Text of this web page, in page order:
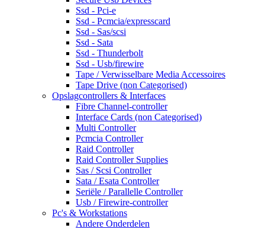
Ssd - Pci-e
Ssd - Pcmcia/expresscard
Ssd - Sas/scsi
Ssd - Sata
Ssd - Thunderbolt
Ssd - Usb/firewire
Tape / Verwisselbare Media Accessoires
Tape Drive (non Categorised)
Opslagcontrollers & Interfaces
Fibre Channel-controller
Interface Cards (non Categorised)
Multi Controller
Pcmcia Controller
Raid Controller
Raid Controller Supplies
Sas / Scsi Controller
Sata / Esata Controller
Seriële / Parallelle Controller
Usb / Firewire-controller
Pc's & Workstations
Andere Onderdelen